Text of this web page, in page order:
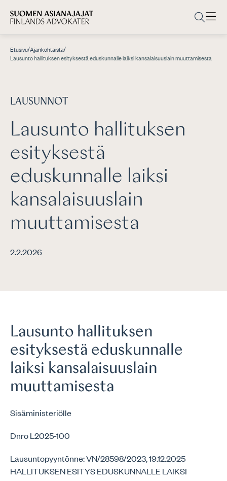
Etusivu/Ajankohtaista/
Lausunto hallituksen esityksestä eduskunnalle laiksi kansalaisuuslain muuttamisesta
LAUSUNNOT
Lausunto hallituksen
esityksestä
eduskunnalle laiksi
kansalaisuuslain
muuttamisesta
2.2.2026
Lausunto hallituksen
esityksestä eduskunnalle
laiksi kansalaisuuslain
muuttamisesta
Sisäministeriölle
Dnro L2025-100
Lausuntopyyntönne: VN/28598/2023, 19.12.2025
HALLITUKSEN ESITYS EDUSKUNNALLE LAIKSI